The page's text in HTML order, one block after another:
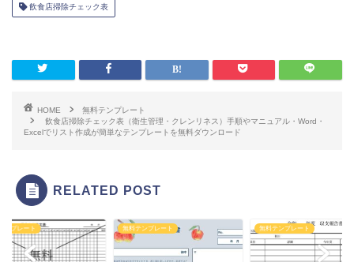
飲食店掃除チェック表
HOME
無料テンプレート
飲食店掃除チェック表（衛生管理・クレンリネス）手順やマニュアル・Word・
Excelでリスト作成が簡単なテンプレートを無料ダウンロード
RELATED POST
ンプレート 無料テンプレート 無料テンプレート